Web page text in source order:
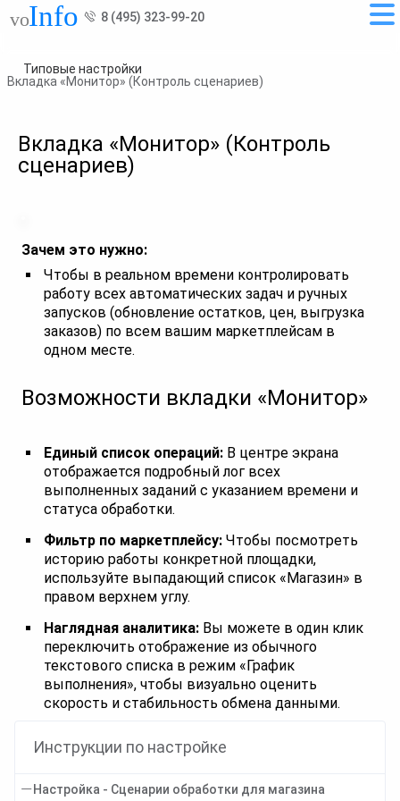
8 (495) 323-99-20
Типовые настройки
Вкладка «Монитор» (Контроль сценариев)
Вкладка «Монитор» (Контроль
сценариев)
Зачем это нужно:
Чтобы в реальном времени контролировать
работу всех автоматических задач и ручных
запусков (обновление остатков, цен, выгрузка
заказов) по всем вашим маркетплейсам в
одном месте.
Возможности вкладки «Монитор»
Единый список операций: В центре экрана
отображается подробный лог всех
выполненных заданий с указанием времени и
статуса обработки.
Фильтр по маркетплейсу: Чтобы посмотреть
историю работы конкретной площадки,
используйте выпадающий список «Магазин» в
правом верхнем углу.
Наглядная аналитика: Вы можете в один клик
переключить отображение из обычного
текстового списка в режим «График
выполнения», чтобы визуально оценить
скорость и стабильность обмена данными.
Инструкции по настройке
Настройка - Сценарии обработки для магазина